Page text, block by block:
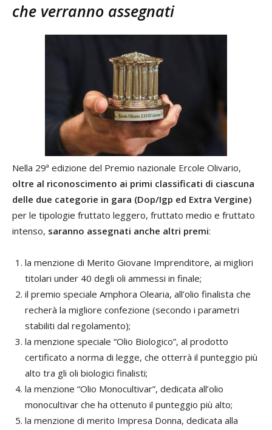
che verranno assegnati
Nella 29ª edizione del Premio nazionale Ercole Olivario,
oltre al riconoscimento ai primi classificati di ciascuna
delle due categorie in gara (Dop/Igp ed Extra Vergine)
per le tipologie fruttato leggero, fruttato medio e fruttato
intenso, saranno assegnati anche altri premi:
la menzione di Merito Giovane Imprenditore, ai migliori
titolari under 40 degli oli ammessi in finale;
il premio speciale Amphora Olearia, all’olio finalista che
recherà la migliore confezione (secondo i parametri
stabiliti dal regolamento);
la menzione speciale “Olio Biologico”, al prodotto
certificato a norma di legge, che otterrà il punteggio più
alto tra gli oli biologici finalisti;
la menzione “Olio Monocultivar”, dedicata all’olio
monocultivar che ha ottenuto il punteggio più alto;
la menzione di merito Impresa Donna, dedicata alla